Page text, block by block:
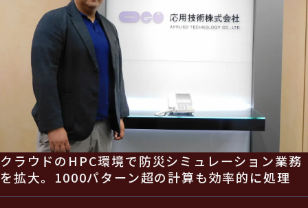
クラウドのHPC環境で防災シミュレーション業務
を拡大。1000パターン超の計算も効率的に処理